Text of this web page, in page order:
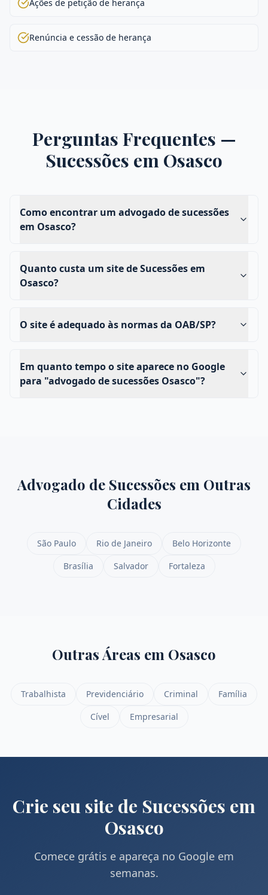
Ações de petição de herança
Renúncia e cessão de herança
Perguntas Frequentes —
Sucessões em Osasco
Como encontrar um advogado de sucessões
em Osasco?
Quanto custa um site de Sucessões em
Osasco?
O site é adequado às normas da OAB/SP?
Em quanto tempo o site aparece no Google
para "advogado de sucessões Osasco"?
Advogado de Sucessões em Outras
Cidades
São Paulo Rio de Janeiro
Belo Horizonte
Brasília
Salvador Fortaleza
Outras Áreas em Osasco
Trabalhista Previdenciário Criminal
Família
Cível
Empresarial
Crie seu site de Sucessões em
Osasco
Comece grátis e apareça no Google em
semanas.